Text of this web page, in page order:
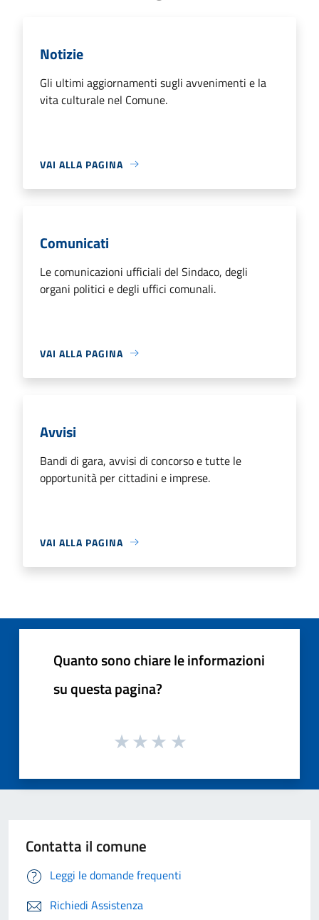
Notizie
Gli ultimi aggiornamenti sugli avvenimenti e la
vita culturale nel Comune.
VAI ALLA PAGINA
Comunicati
Le comunicazioni ufficiali del Sindaco, degli
organi politici e degli uffici comunali.
VAI ALLA PAGINA
Avvisi
Bandi di gara, avvisi di concorso e tutte le
opportunità per cittadini e imprese.
VAI ALLA PAGINA
Quanto sono chiare le informazioni
su questa pagina?
Contatta il comune
Leggi le domande frequenti
Richiedi Assistenza